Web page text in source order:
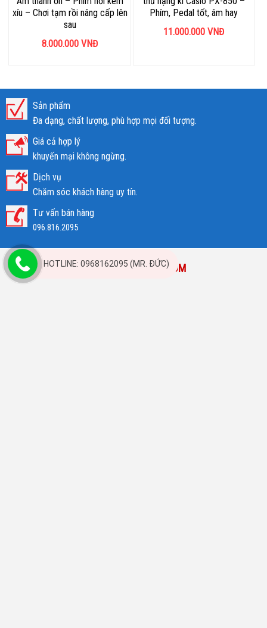
xíu – Chơi tạm rồi nâng cấp lên
sau
8.000.000 VNĐ
Phím, Pedal tốt, âm hay
11.000.000 VNĐ
Sản phẩm
Đa dạng, chất lượng, phù hợp mọi đối tượng.
Giá cả hợp lý
khuyến mại không ngừng.
Dịch vụ
Chăm sóc khách hàng uy tín.
Tư vấn bán hàng
096.816.2095
BẢN ĐỒ TRUNG TÂM PIANOCAUGIAY.COM
HOTLINE: 0968162095 (MR. ĐỨC)